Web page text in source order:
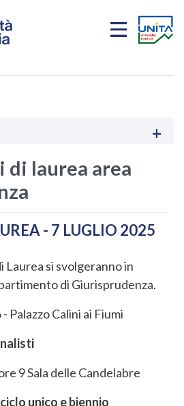
di laurea area
- 7 LUGLIO 2025
Laurea si svolgeranno in
di Giurisprudenza.
Palazzo Calini ai Fiumi
9 Sala delle Candelabre
unico e biennio